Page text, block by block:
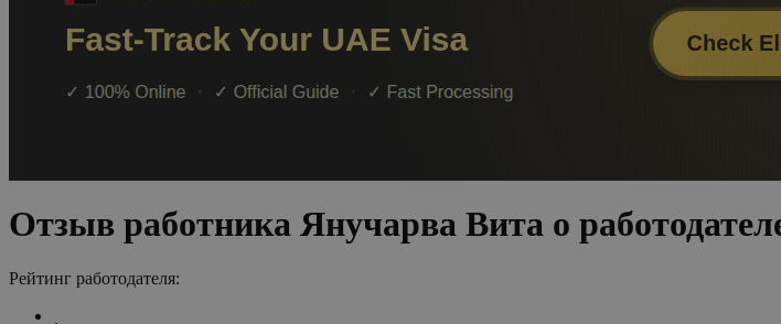
Отзыв работника Янучарва Вита о
Рейтинг работодателя: